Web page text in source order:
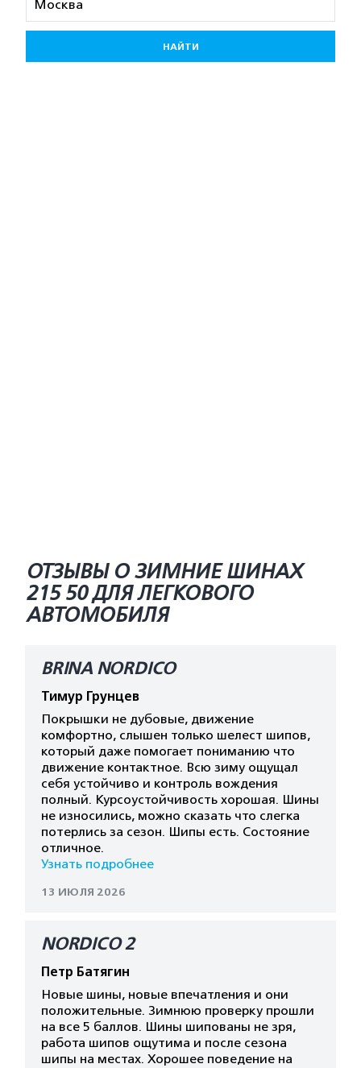
НАЙТИ
ОТЗЫВЫ О ЗИМНИЕ ШИНАХ
215 50 ДЛЯ ЛЕГКОВОГО
АВТОМОБИЛЯ
BRINA NORDICO
Тимур Грунцев
Покрышки не дубовые, движение
комфортно, слышен только шелест шипов,
который даже помогает пониманию что
движение контактное. Всю зиму ощущал
себя устойчиво и контроль вождения
полный. Курсоустойчивость хорошая. Шины
не износились, можно сказать что слегка
потерлись за сезон. Шипы есть. Состояние
отличное.
Узнать подробнее
13 ИЮЛЯ 2026
NORDICO 2
Петр Батягин
Новые шины, новые впечатления и они
положительные. Зимнюю проверку прошли
на все 5 баллов. Шины шипованы не зря,
работа шипов ощутима и после сезона
шипы на местах. Хорошее поведение на